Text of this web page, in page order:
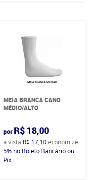
MEIA BRANCA CANO
MÉDIO/ALTO
por R$ 18,00
à vista R$ 17,10economize
5% no Boleto Bancário ou
Pix